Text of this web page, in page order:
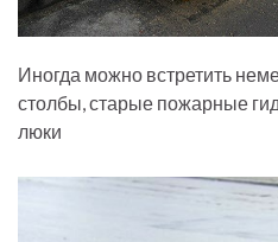
Иногда можно встретить
столбы, старые пожарные
люки